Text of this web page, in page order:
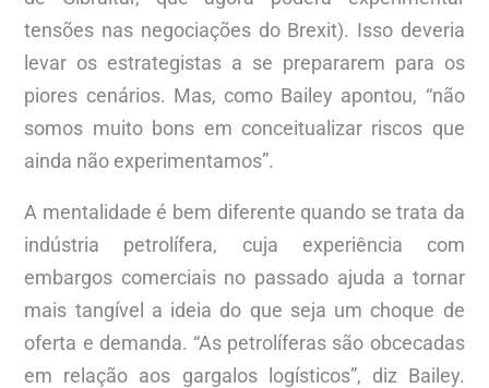
tensões nas negociações do Brexit). Isso deveria
levar os estrategistas a se prepararem para os
piores cenários. Mas, como Bailey apontou, “não
somos muito bons em conceitualizar riscos que
ainda não experimentamos”.
A mentalidade é bem diferente quando se trata da
indústria petrolífera, cuja experiência com
embargos comerciais no passado ajuda a tornar
mais tangível a ideia do que seja um choque de
oferta e demanda. “As petrolíferas são obcecadas
em relação aos gargalos logísticos”, diz Bailey.